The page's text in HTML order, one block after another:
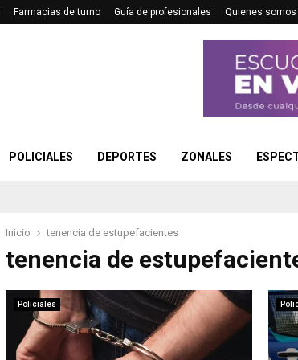
Farmacias de turno Guía de profesionales Quienes somos
POLICIALES DEPORTES ZONALES
Inicio tenencia de estupefacientes
tenencia de
Policiales